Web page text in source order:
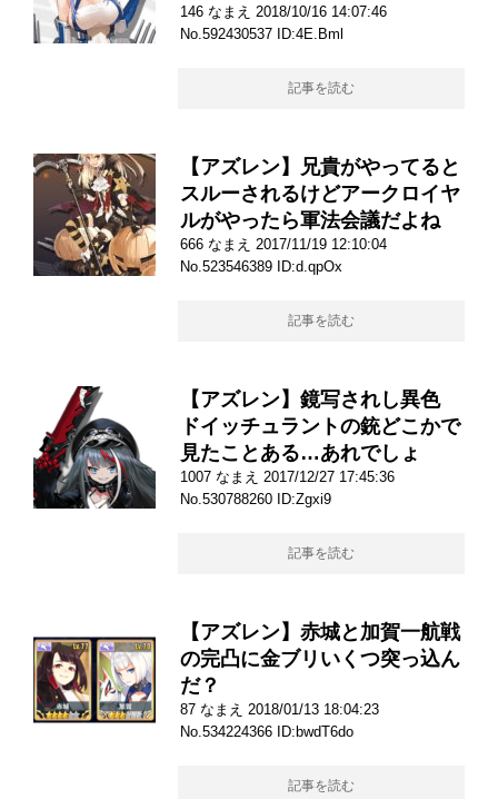
146 なまえ 2018/10/16 14:07:46
No.592430537 ID:4E.Bml
記事を読む
【アズレン】兄貴がやってると
スルーされるけどアークロイヤ
ルがやったら軍法会議だよね
666 なまえ 2017/11/19 12:10:04
No.523546389 ID:d.qpOx
記事を読む
【アズレン】鏡写されし異色
ドイッチュラントの銃どこかで
見たことある…あれでしょ
1007 なまえ 2017/12/27 17:45:36
No.530788260 ID:Zgxi9
記事を読む
【アズレン】赤城と加賀一航戦
の完凸に金ブリいくつ突っ込ん
だ？
87 なまえ 2018/01/13 18:04:23
No.534224366 ID:bwdT6do
記事を読む